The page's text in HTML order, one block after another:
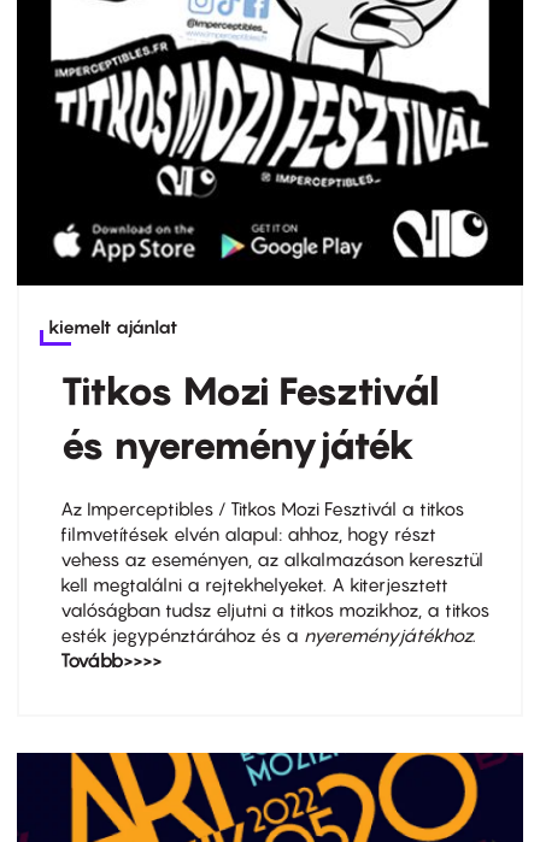
kiemelt ajánlat
Titkos Mozi Fesztivál
és nyereményjáték
Az Imperceptibles / Titkos Mozi Fesztivál a titkos
filmvetítések elvén alapul: ahhoz, hogy részt
vehess az eseményen, az alkalmazáson keresztül
kell megtalálni a rejtekhelyeket. A kiterjesztett
valóságban tudsz eljutni a titkos mozikhoz, a titkos
esték jegypénztárához és a nyereményjátékhoz.
Tovább>>>>